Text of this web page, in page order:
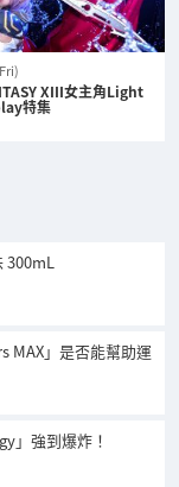
XIII女主角Light
特集
300mL
MAX」是否能幫助運
」強到爆炸！